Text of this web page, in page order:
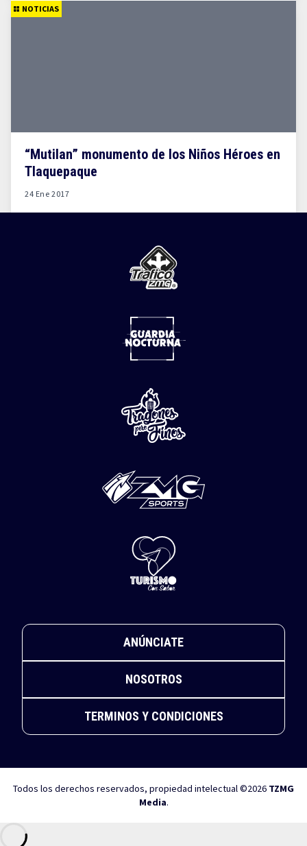
NOTICIAS
“Mutilan” monumento de los Niños Héroes en
Tlaquepaque
24 Ene 2017
ANÚNCIATE
NOSOTROS
TERMINOS Y CONDICIONES
Todos los derechos reservados, propiedad intelectual ©2026 TZMG
Media.